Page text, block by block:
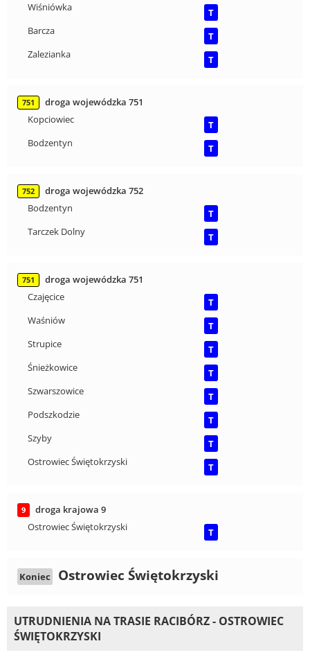
Wiśniówka
T
Barcza
T
Zalezianka
T
751
droga wojewódzka 751
Kopciowiec
T
Bodzentyn
T
752
droga wojewódzka 752
Bodzentyn
T
Tarczek Dolny
T
751
droga wojewódzka 751
Czajęcice
T
Waśniów
T
Strupice
T
Śnieżkowice
T
Szwarszowice
T
Podszkodzie
T
Szyby
T
Ostrowiec Świętokrzyski
T
9
droga krajowa 9
Ostrowiec Świętokrzyski
T
Koniec Ostrowiec Świętokrzyski
UTRUDNIENIA NA TRASIE RACIBÓRZ - OSTROWIEC
ŚWIĘTOKRZYSKI